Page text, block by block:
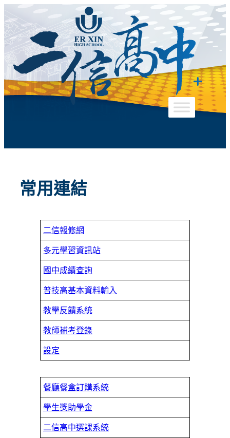
至
主
容
常用連結
二信報修網
多元學習資訊站
國中成績查詢
普技高基本資料輸入
教學反饋系統
教師補考登錄
設定
餐廳餐盒訂購系統
學生獎助學金
二信高中選課系統